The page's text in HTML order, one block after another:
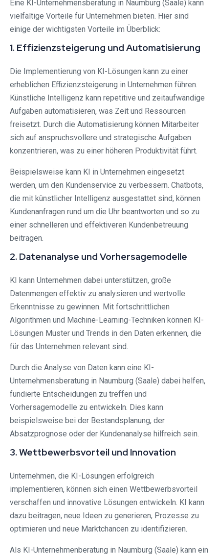
Eine KI-Unternehmensberatung in Naumburg (Saale) kann
vielfältige Vorteile für Unternehmen bieten. Hier sind
einige der wichtigsten Vorteile im Überblick:
1. Effizienzsteigerung und Automatisierung
Die Implementierung von KI-Lösungen kann zu einer
erheblichen Effizienzsteigerung in Unternehmen führen.
Künstliche Intelligenz kann repetitive und zeitaufwändige
Aufgaben automatisieren, was Zeit und Ressourcen
freisetzt. Durch die Automatisierung können Mitarbeiter
sich auf anspruchsvollere und strategische Aufgaben
konzentrieren, was zu einer höheren Produktivität führt.
Beispielsweise kann KI in Unternehmen eingesetzt
werden, um den Kundenservice zu verbessern. Chatbots,
die mit künstlicher Intelligenz ausgestattet sind, können
Kundenanfragen rund um die Uhr beantworten und so zu
einer schnelleren und effektiveren Kundenbetreuung
beitragen.
2. Datenanalyse und Vorhersagemodelle
KI kann Unternehmen dabei unterstützen, große
Datenmengen effektiv zu analysieren und wertvolle
Erkenntnisse zu gewinnen. Mit fortschrittlichen
Algorithmen und Machine-Learning-Techniken können KI-
Lösungen Muster und Trends in den Daten erkennen, die
für das Unternehmen relevant sind.
Durch die Analyse von Daten kann eine KI-
Unternehmensberatung in Naumburg (Saale) dabei helfen,
fundierte Entscheidungen zu treffen und
Vorhersagemodelle zu entwickeln. Dies kann
beispielsweise bei der Bestandsplanung, der
Absatzprognose oder der Kundenanalyse hilfreich sein.
3. Wettbewerbsvorteil und Innovation
Unternehmen, die KI-Lösungen erfolgreich
implementieren, können sich einen Wettbewerbsvorteil
verschaffen und innovative Lösungen entwickeln. KI kann
dazu beitragen, neue Ideen zu generieren, Prozesse zu
optimieren und neue Marktchancen zu identifizieren.
Als KI-Unternehmenberatung in Naumburg (Saale) kann ein